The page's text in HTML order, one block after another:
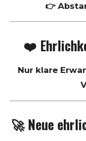
👉
❤️
Nur klare
🚀 Neue